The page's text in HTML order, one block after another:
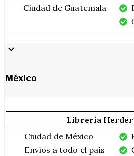
Ciudad de Guatemala
México
Librería Herder
Ciudad de México
Envíos a todo el país